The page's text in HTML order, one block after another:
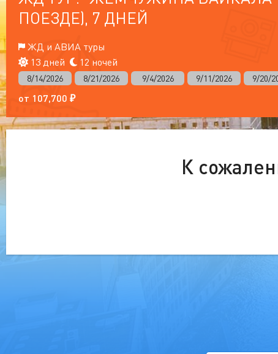
ПОЕЗДЕ), 7 ДНЕЙ
ЖД и АВИА туры
13 дней
12 ночей
8/14/2026 8/21/2026 9/4/2026 9/11/2026 9/20/
от 107,700 ₽
К